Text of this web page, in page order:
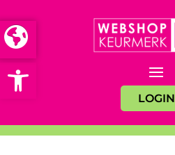
Open toolbar
LOGIN